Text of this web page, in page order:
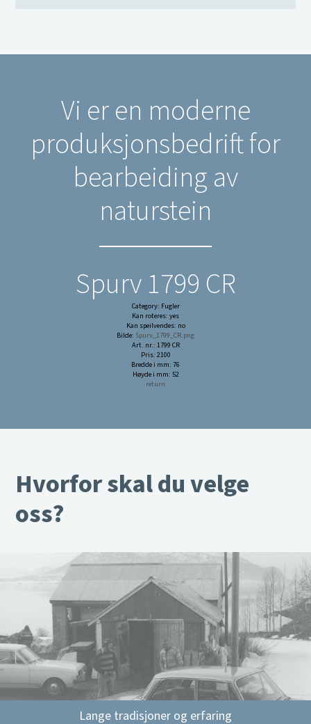
Vi er en moderne
produksjonsbedrift for
bearbeiding av
naturstein
Spurv 1799 CR
Category: Fugler
Kan roteres: yes
Kan speilvendes: no
Bilde: Spurv_1799_CR.png
Art. nr.: 1799 CR
Pris: 2100
Bredde i mm: 76
Høyde i mm: 52
return
Hvorfor skal du velge
oss?
Lange tradisjoner og erfaring